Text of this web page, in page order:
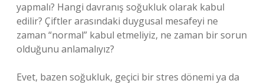
yapmalı? Hangi davranış soğukluk olarak kabul
edilir? Çiftler arasındaki duygusal mesafeyi ne
zaman “normal” kabul etmeliyiz, ne zaman bir sorun
olduğunu anlamalıyız?
Evet, bazen soğukluk, geçici bir stres dönemi ya da